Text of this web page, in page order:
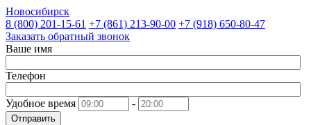
Новосибирск
8 (800) 201-15-61 +7 (861) 213-90-00 +7 (918) 650-80-47
Заказать обратный звонок
Ваше имя
Телефон
Удобное время -
Отправить